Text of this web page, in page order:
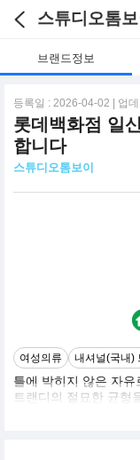
스튜디오톰
브랜드정보
등록일 : 2026-04-02 | 업
롯데백화점 일
합니다
스튜디오톰보이
여성의류 내셔널(국내)
틀에 박히지 않은 자
트랜디의 절묘한 균형